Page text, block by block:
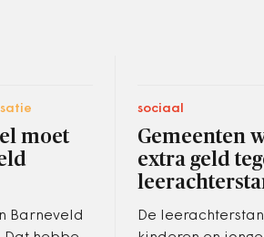
moet
Barneveld
sociaal
Gemeenten
extra geld
De